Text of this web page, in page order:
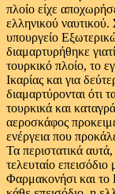
πλοίο είχε
ελληνικού
υπουργείο
διαμαρτυρήθηκε
τουρκικό πλοίο, το
Ικαρίας και για
διαμαρτύρονται ότι
τουρκικά και
αεροσκάφος
ενέργεια που
Τα περιστατικά
τελευταίο
Φαρμακονήσι και το